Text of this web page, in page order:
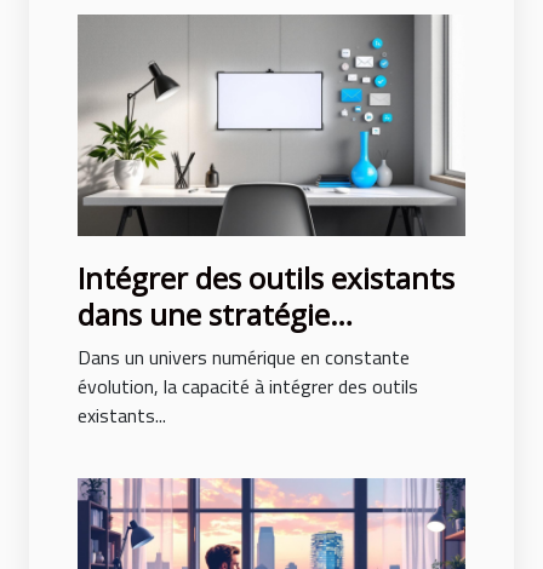
Intégrer des outils existants
dans une stratégie
marketing consolidée
Dans un univers numérique en constante
évolution, la capacité à intégrer des outils
existants...